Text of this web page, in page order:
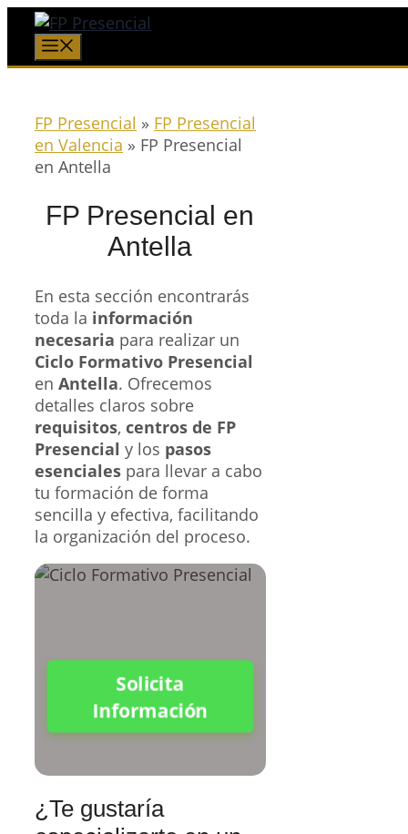
Saltar
contenido
FP Presencial » FP Presencial
en Valencia » FP Presencial
en Antella
FP Presencial en
Antella
En esta sección encontrarás
toda la información
necesaria para realizar un
Ciclo Formativo Presencial
en Antella. Ofrecemos
detalles claros sobre
requisitos, centros de FP
Presencial y los pasos
esenciales para llevar a cabo
tu formación de forma
sencilla y efectiva, facilitando
la organización del proceso.
Solicita
Información
¿Te gustaría